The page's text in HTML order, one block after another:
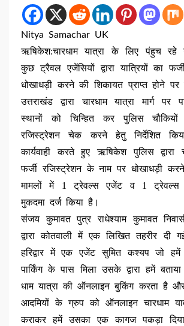
Nitya Samachar UK
ऋषिकेश:चारधाम यात्रा के लिए पंहुच रहे
कुछ ट्रैवल एजेंसियों द्वारा यात्रियों का
धोखाधड़ी करने की शिकायत प्राप्त होने पर
उत्तराखंड द्वारा चारधाम यात्रा मार्ग
स्थानों को चिन्हित कर पुलिस
रजिस्ट्रेशन चेक करने हेतु निर्देशित
कार्यवाही करते हुए ऋषिकेश पुलिस द्वारा
फर्जी रजिस्ट्रेशन के नाम पर धोखाधड़ी
मामलों में 1 ट्रेवल्स एजेंट व 1 ट्रेवल्स
मुकदमा दर्ज किया है।
संजय कुमावत पुत्र राधेश्याम कुमावत
द्वारा कोतवाली में एक लिखित तहरीर
हरिद्वार में एक एजेंट सुमित कश्यप जो
पार्किंग के पास मिला उसके द्वारा हमें
धाम यात्रा की ऑनलाइन बुकिंग करता है
आदमियों के ग्रुप को ऑनलाइन चारधाम
कराकर हमें उसका एक कागज पकड़ा